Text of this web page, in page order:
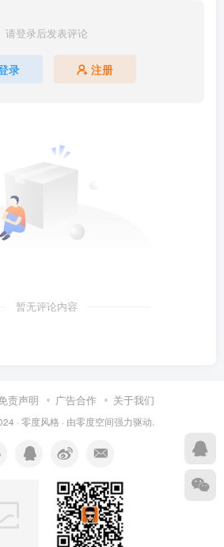
请登录后发表评论
录 注册
暂无评论内容
责声明 广告合作 关于我们
· 零度风格 · 由零度空间强力驱动.